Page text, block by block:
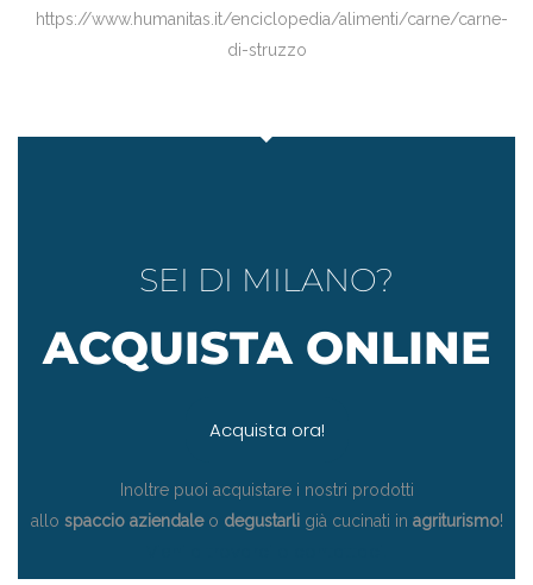
https://www.humanitas.it/enciclopedia/alimenti/carne/carne-
di-struzzo
SEI DI MILANO?
ACQUISTA ONLINE
Acquista ora!
Inoltre puoi acquistare i nostri prodotti
allo spaccio aziendaleo degustarligià cucinati in agriturismo!